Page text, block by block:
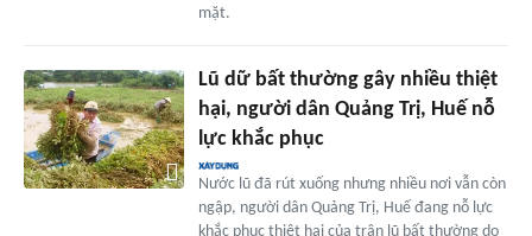
mặt.
Lũ dữ bất thường gây nhiều thiệt
hại, người dân Quảng Trị, Huế nỗ
lực khắc phục
Nước lũ đã rút xuống nhưng nhiều nơi vẫn còn
ngập, người dân Quảng Trị, Huế đang nỗ lực
khắc phục thiệt hại của trận lũ bất thường do